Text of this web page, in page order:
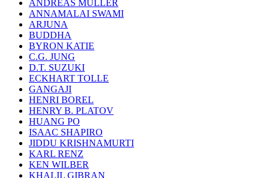
ANDREAS MÜLLER
ANNAMALAI SWAMI
ARJUNA
BUDDHA
BYRON KATIE
C.G. JUNG
D.T. SUZUKI
ECKHART TOLLE
GANGAJI
HENRI BOREL
HENRY B. PLATOV
HUANG PO
ISAAC SHAPIRO
JIDDU KRISHNAMURTI
KARL RENZ
KEN WILBER
KHALIL GIBRAN